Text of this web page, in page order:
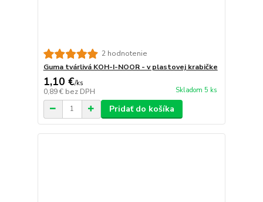
2 hodnotenie
Guma tvárlivá KOH-I-NOOR - v plastovej krabičke
1,10 €/ks
0,89 € bez DPH Skladom 5 ks
Pridať do košíka